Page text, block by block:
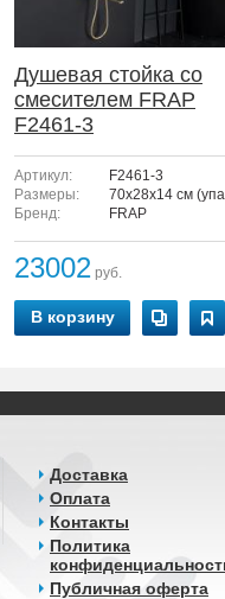
Душевая стойка со
смесителем FRAP
F2461-3
Артикул:
F2461-3
Размеры:
70x28x14 см
Бренд:
FRAP
23002 руб.
В корзину
Доставка
Оплата
Контакты
Политика
Публичная оферта